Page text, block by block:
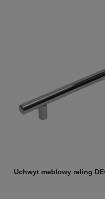
Uchwyt meblowy reling